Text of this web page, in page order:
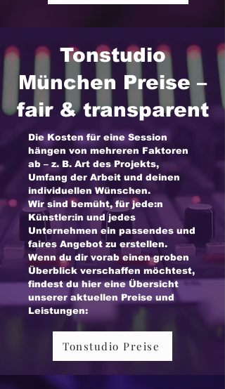
Tonstudio
München Preise –
fair & transparent
Die Kosten für eine Session
hängen von mehreren Faktoren
ab – z. B. Art des Projekts,
Umfang der Arbeit und deinen
individuellen Wünschen.
Wir sind bemüht, für jede:n
Künstler:in und jedes
Unternehmen ein passendes und
faires Angebot zu erstellen.
Wenn du dir vorab einen groben
Überblick verschaffen möchtest,
findest du hier eine Übersicht
unserer aktuellen Preise und
Leistungen:
Tonstudio Preise